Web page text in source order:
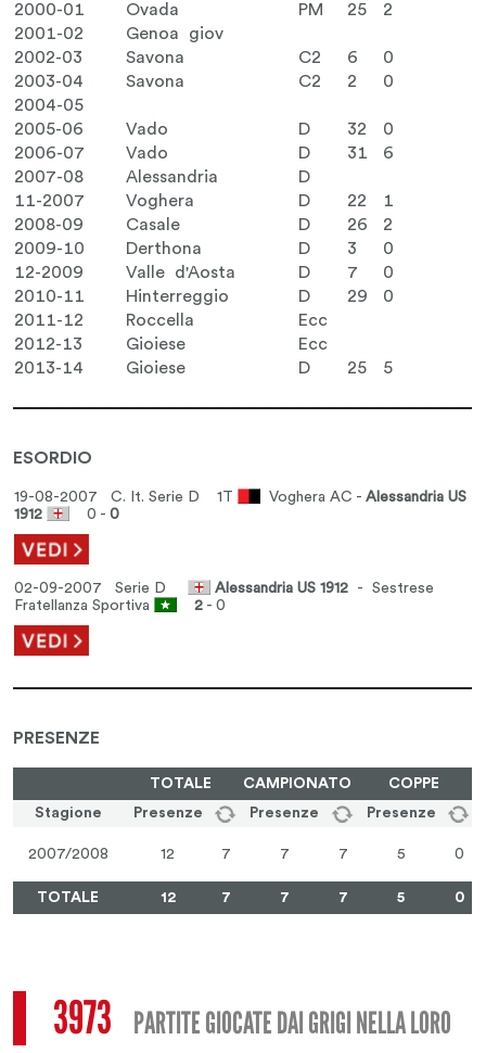
2000-01
Ovada PM 25
2
2001-02
Genoa giov
2002-03
Savona C2 6
0
2003-04
Savona C2 2
0
2004-05
2005-06
Vado D 32
0
2006-07
Vado D 31
6
2007-08
Alessandria
D
11-2007
Voghera D 22
1
2008-09
Casale D 26
2
2009-10
Derthona D 3
0
12-2009
Valle d'Aosta D 7
0
2010-11
Hinterreggio D 29
0
2011-12
Roccella
Ecc
2012-13
Gioiese
Ecc
2013-14
Gioiese D 25 5
ESORDIO
19-08-2007 C. It. Serie D 1T Voghera AC -Alessandria US
1912
0 -0
02-09-2007 Serie D Alessandria US 1912 - Sestrese
Fratellanza Sportiva
2 - 0
PRESENZE
TOTALE CAMPIONATO
COPPE
Stagione
Presenze Presenze Presenze
2007/2008 12 7 7 7 5 0
TOTALE 12 7 7 7 5 0
3973 PARTITE GIOCATE DAI GRIGI NELLA LORO